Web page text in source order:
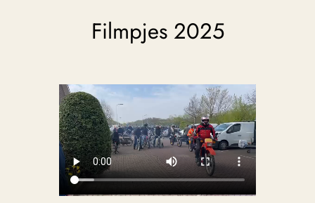
Filmpjes 2025